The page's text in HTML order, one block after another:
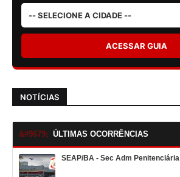
ACESSAR GUIA
NOTÍCIAS
ÚLTIMAS OCORRÊNCIAS
SEAP/BA - Sec Adm Penitenciária